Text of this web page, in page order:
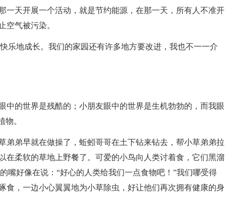
一天开展一个活动，就是节约能源，在那一天，所有人不准开
空气被污染。
乐地成长。我们的家园还有许多地方要改进，我也不一一介
中的世界是残酷的；小朋友眼中的世界是生机勃勃的，而我眼
物。
弟弟早就在做操了，蚯蚓哥哥在土下钻来钻去，帮小草弟弟拉
在柔软的草地上野餐了。可爱的小鸟向人类讨着食，它们黑溜
嘴好像在说：“好心的人类给我们一点食物吧！”我们哪受得
食，一边小心翼翼地为小草除虫，好让他们再次拥有健康的身